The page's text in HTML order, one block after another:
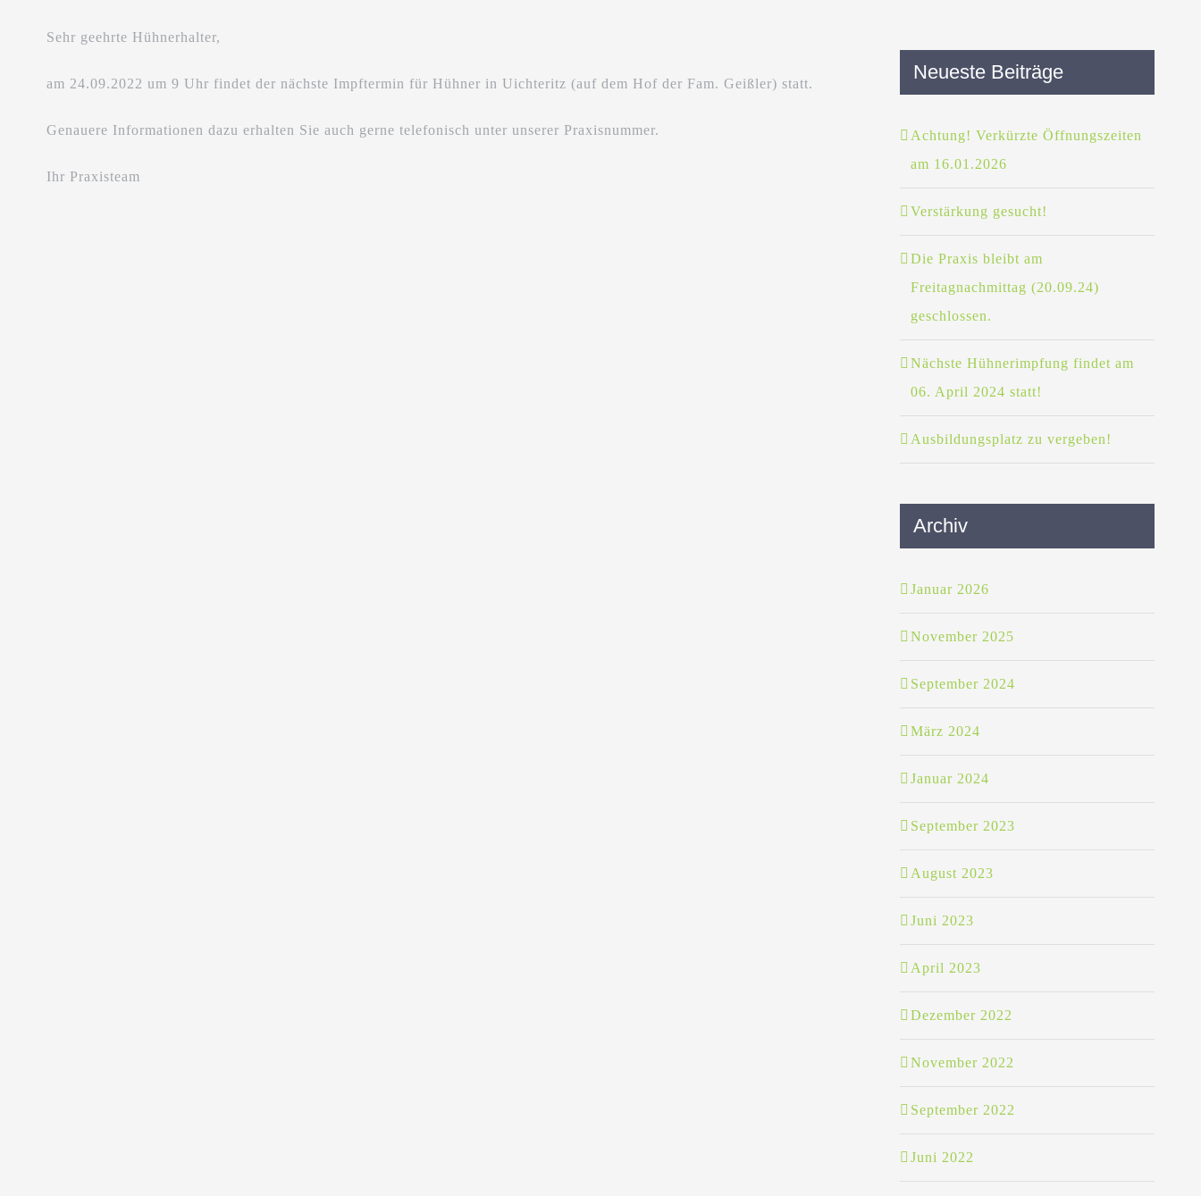
Sehr geehrte Hühnerhalter,
am 24.09.2022 um 9 Uhr findet der nächste Impftermin für Hühner in Uichteritz (auf dem Hof der Fam. Geißler) statt.
Genauere Informationen dazu erhalten Sie auch gerne telefonisch unter unserer Praxisnummer.
Ihr Praxisteam
Neueste Beiträge
Achtung! Verkürzte Öffnungszeiten
am 16.01.2026
Verstärkung gesucht!
Die Praxis bleibt am
Freitagnachmittag (20.09.24)
geschlossen.
Nächste Hühnerimpfung findet am
06. April 2024 statt!
Ausbildungsplatz zu vergeben!
Archiv
Januar 2026
November 2025
September 2024
März 2024
Januar 2024
September 2023
August 2023
Juni 2023
April 2023
Dezember 2022
November 2022
September 2022
Juni 2022